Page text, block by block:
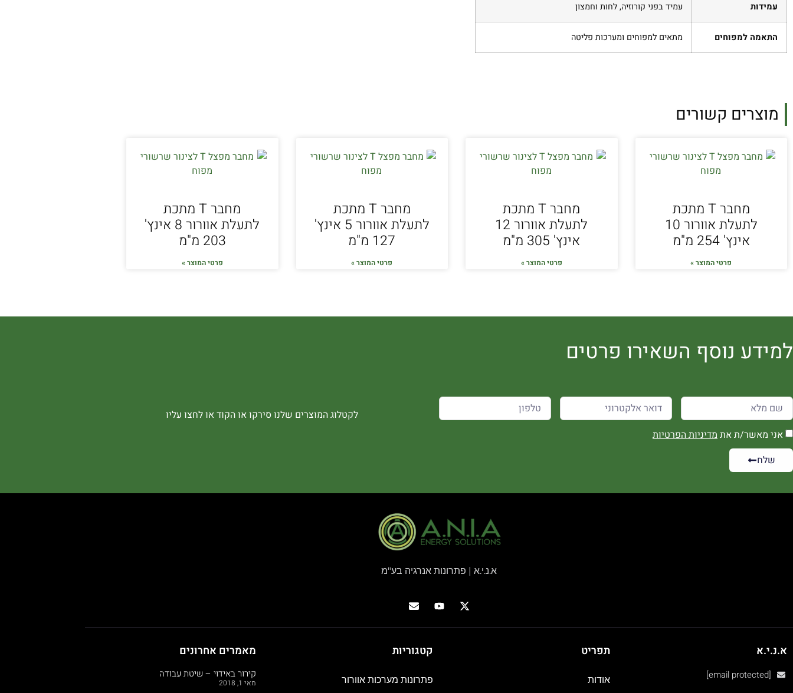
עמידות עמיד בפני קורוזיה, לחות וחמצון
התאמה למפוחים מתאים למפוחים ומערכות פליטה
מוצרים קשורים
מחבר T מתכת
לתעלת אוורור 10
אינץ' 254 מ"מ
פרטי המוצר »
מחבר T מתכת
לתעלת אוורור 12
אינץ' 305 מ"מ
פרטי המוצר »
מחבר T מתכת
לתעלת אוורור 5 אינץ'
127 מ"מ
פרטי המוצר »
מחבר T מתכת
לתעלת אוורור 8 אינץ'
203 מ"מ
פרטי המוצר »
למידע נוסף השאירו פרטים
אני מאשר/ת את מדיניות הפרטיות
שלח
לקטלוג המוצרים שלנו סירקו או הקוד או לחצו עליו
א.נ.י.א | פתרונות אנרגיה בע"מ
א.נ.י.א
[email protected]
תפריט
אודות
קטגוריות
פתרונות מערכות אוורור
מאמרים אחרונים
קירור באידוי – שיטת עבודה
מאי 1, 2018